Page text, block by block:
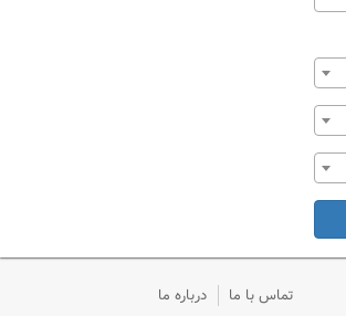
تماس با ما درباره ما